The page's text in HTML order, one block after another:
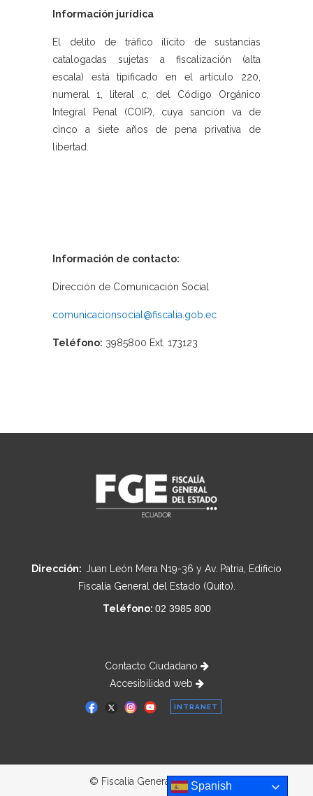
Información jurídica
El delito de tráfico ilícito de sustancias
catalogadas sujetas a fiscalización (alta
escala) está tipificado en el artículo 220,
numeral 1, literal c, del Código Orgánico
Integral Penal (COIP), cuya sanción va de
cinco a siete años de pena privativa de
libertad.
Información de contacto:
Dirección de Comunicación Social
comunicacionsocial@fiscalia.gob.ec
Teléfono: 3985800 Ext. 173123
Dirección: Juan León Mera N19-36 y Av. Patria, Edificio
Fiscalía General del Estado (Quito).
Teléfono: 02 3985 800
Contacto Ciudadano
Accesibilidad web
INTRANET
© Fiscalía General del Estado
Spanish